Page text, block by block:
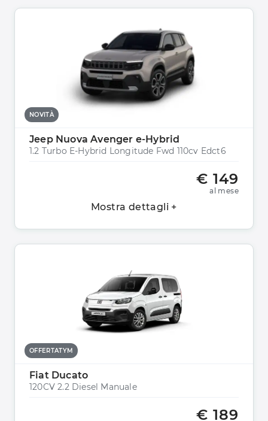
NOVITÀ
Jeep Nuova Avenger e-Hybrid
1.2 Turbo E-Hybrid Longitude Fwd 110cv Edct6
€ 149
al mese
Mostra dettagli +
OFFERTATYM
Fiat Ducato
120CV 2.2 Diesel Manuale
€ 189